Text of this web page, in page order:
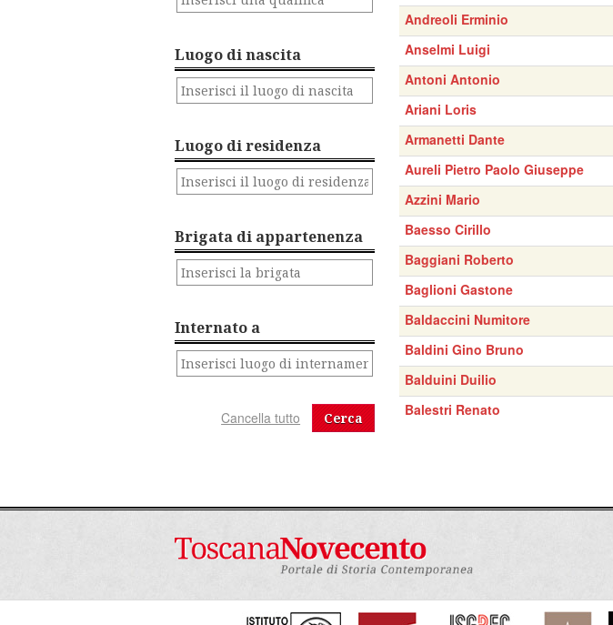
Luogo di nascita
Luogo di residenza
Brigata di appartenenza
Internato a
Cerca
Andreoli Erminio
Anselmi Luigi
Antoni Antonio
Ariani Loris
Armanetti Dante
Aureli Pietro Paolo Giuseppe
Azzini Mario
Baesso Cirillo
Baggiani Roberto
Baglioni Gastone
Baldaccini Numitore
Baldini Gino Bruno
Balduini Duilio
Balestri Renato